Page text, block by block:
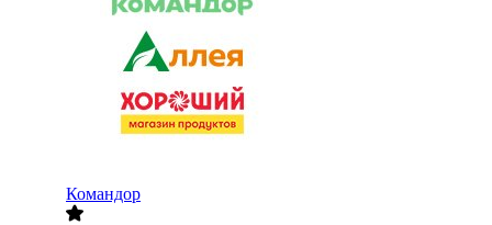
Командор